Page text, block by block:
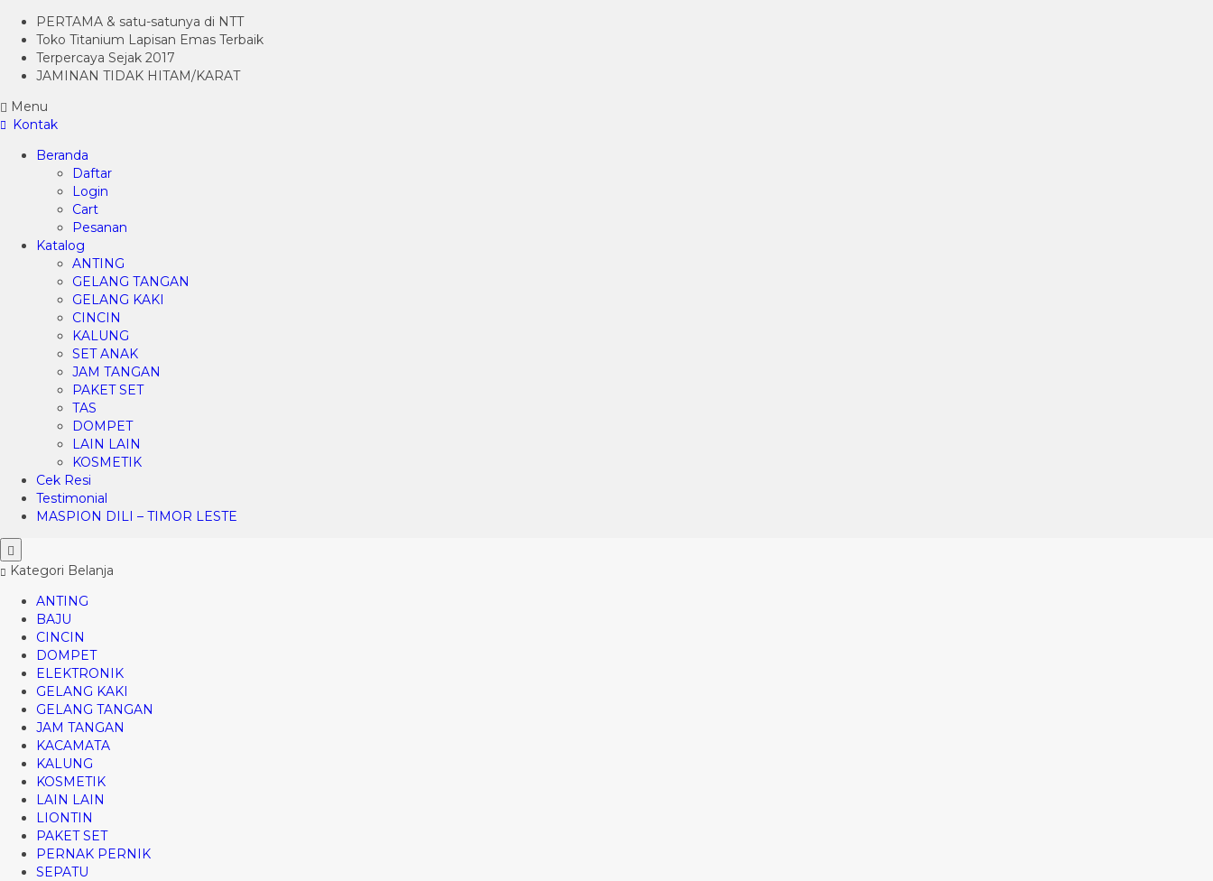
PERTAMA & satu-satunya di NTT
Toko Titanium Lapisan Emas Terbaik
Terpercaya Sejak 2017
JAMINAN TIDAK HITAM/KARAT
Menu
Kontak
Beranda
Daftar
Login
Cart
Pesanan
Katalog
ANTING
GELANG TANGAN
GELANG KAKI
CINCIN
KALUNG
SET ANAK
JAM TANGAN
PAKET SET
TAS
DOMPET
LAIN LAIN
KOSMETIK
Cek Resi
Testimonial
MASPION DILI – TIMOR LESTE
Kategori Belanja
ANTING
BAJU
CINCIN
DOMPET
ELEKTRONIK
GELANG KAKI
GELANG TANGAN
JAM TANGAN
KACAMATA
KALUNG
KOSMETIK
LAIN LAIN
LIONTIN
PAKET SET
PERNAK PERNIK
SEPATU